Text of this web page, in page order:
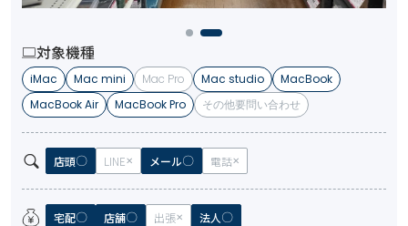
対象機種
iMac Mac mini Mac Pro Mac studio
MacBook
MacBook Air
MacBook Pro その他要問い合わせ
店頭 LINE メール 電話
宅配 店舗 出張 法人